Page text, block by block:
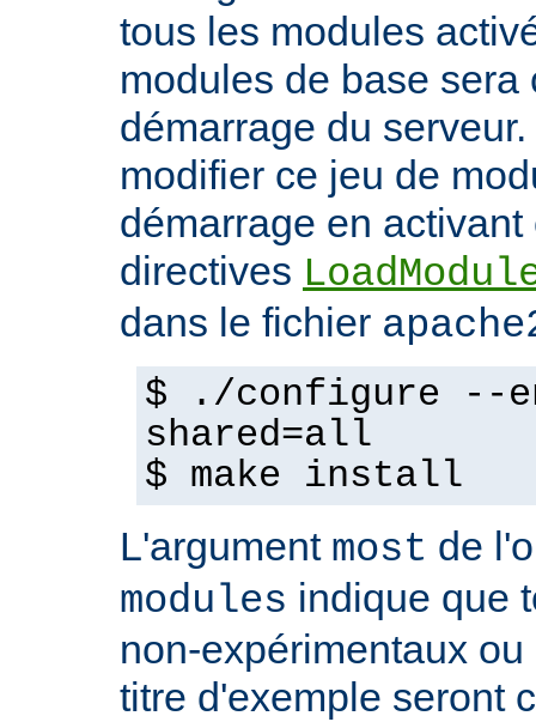
tous les modules
modules de base sera
démarrage du
modifier ce jeu de
démarrage en
directives
dans le fichier
$ ./configure --
shared=all
$ make install
L'argument most de
modules indique que
non-expérimentaux
titre d'exemple seront